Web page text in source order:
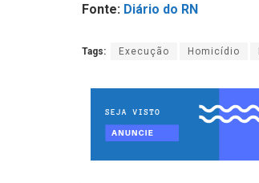
Fonte: Diário do RN
Tags: Execução Homicídio